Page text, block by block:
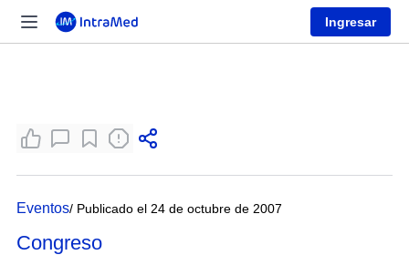
Ingresar
Eventos/ Publicado el 24 de octubre de 2007
Congreso